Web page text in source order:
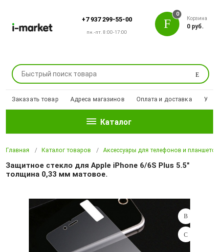
+7 937 299-55-00
пн.-пт. 8:00-17:00
Поиск
0
Корзина
0 руб.
Заказать товар Адреса магазинов Оплата и доставка
Каталог
Главная Каталог товаров Аксессуары для телефонов и планшетов
Защитное стекло для Apple iPhone 6/6S Plus 5.5"
толщина 0,33 мм матовое.